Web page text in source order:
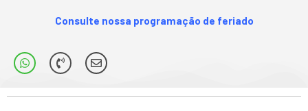
Consulte nossa programação de feriado